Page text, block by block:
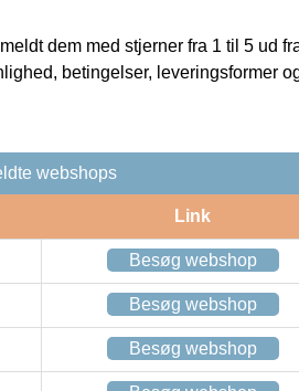
dem med stjerner fra 1 til 5 ud
betingelser, leveringsformer
webshops
Link
Besøg webshop
Besøg webshop
Besøg webshop